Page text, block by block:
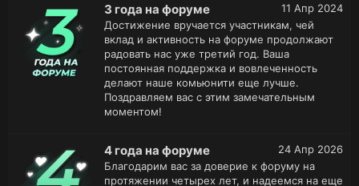
11 Апр 2024
3 года на форуме
Достижение вручается участникам, чей
вклад и активность на форуме продолжают
радовать нас уже третий год. Ваша
постоянная поддержка и вовлеченность
делают наше комьюнити еще лучше.
Поздравляем вас с этим замечательным
моментом!
24 Апр 2026
4 года на форуме
Благодарим вас за доверие к форуму на
протяжении четырех лет, и надеемся на еще